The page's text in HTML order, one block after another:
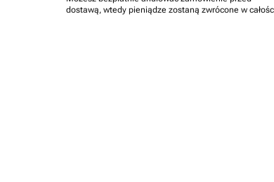
dostawą, wtedy pieniądze zostaną zwrócone w